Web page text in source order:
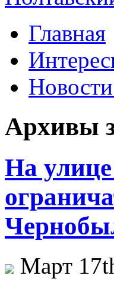
Главная
Архивы
На
Март